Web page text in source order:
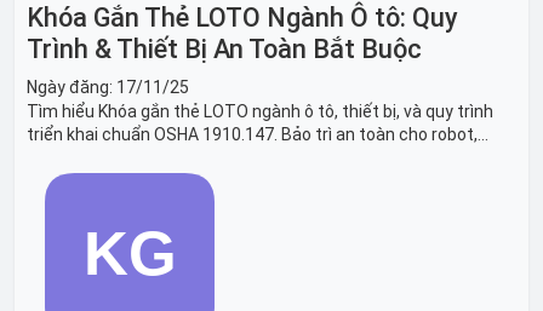
Khóa Gắn Thẻ LOTO Ngành Ô tô: Quy
Trình & Thiết Bị An Toàn Bắt Buộc
Ngày đăng: 17/11/25
Tìm hiểu Khóa gắn thẻ LOTO ngành ô tô, thiết bị, và quy trình
triển khai chuẩn OSHA 1910.147. Bảo trì an toàn cho robot,